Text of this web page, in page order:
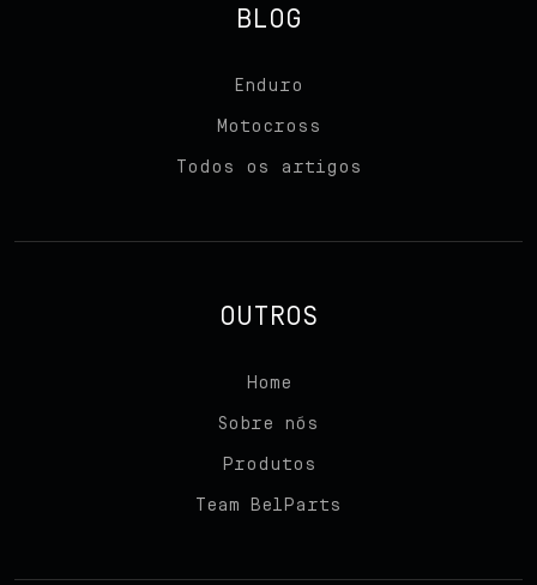
BLOG
Enduro
Motocross
Todos os artigos
OUTROS
Home
Sobre nós
Produtos
Team BelParts